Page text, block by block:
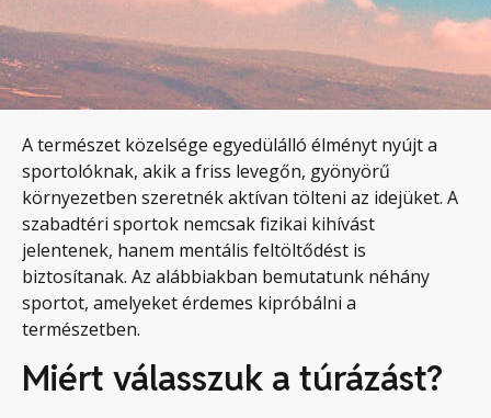
A természet közelsége egyedülálló élményt nyújt a
sportolóknak, akik a friss levegőn, gyönyörű
környezetben szeretnék aktívan tölteni az idejüket. A
szabadtéri sportok nemcsak fizikai kihívást
jelentenek, hanem mentális feltöltődést is
biztosítanak. Az alábbiakban bemutatunk néhány
sportot, amelyeket érdemes kipróbálni a
természetben.
Miért válasszuk a túrázást?